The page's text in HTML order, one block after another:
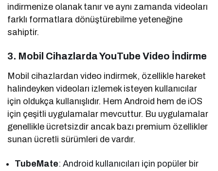
indirmenize olanak tanır ve aynı zamanda videoları
farklı formatlara dönüştürebilme yeteneğine
sahiptir.
3. Mobil Cihazlarda YouTube Video İndirme
Mobil cihazlardan video indirmek, özellikle hareket
halindeyken videoları izlemek isteyen kullanıcılar
için oldukça kullanışlıdır. Hem Android hem de iOS
için çeşitli uygulamalar mevcuttur. Bu uygulamalar
genellikle ücretsizdir ancak bazı premium özellikler
sunan ücretli sürümleri de vardır.
TubeMate: Android kullanıcıları için popüler bir